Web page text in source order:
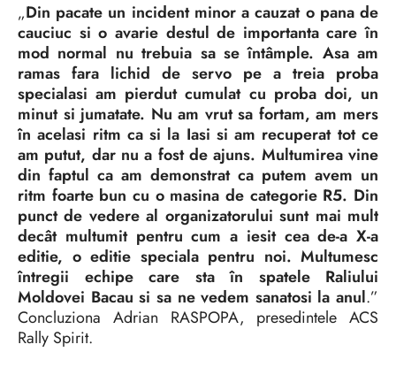
„Din pacate un incident minor a cauzat o pana de
cauciuc si o avarie destul de importanta care în
mod normal nu trebuia sa se întâmple. Asa am
ramas fara lichid de servo pe a treia proba
specialasi am pierdut cumulat cu proba doi, un
minut si jumatate. Nu am vrut sa fortam, am mers
în acelasi ritm ca si la Iasi si am recuperat tot ce
am putut, dar nu a fost de ajuns. Multumirea vine
din faptul ca am demonstrat ca putem avem un
ritm foarte bun cu o masina de categorie R5. Din
punct de vedere al organizatorului sunt mai mult
decât multumit pentru cum a iesit cea de-a X-a
editie, o editie speciala pentru noi. Multumesc
întregii echipe care sta în spatele Raliului
Moldovei Bacau si sa ne vedem sanatosi la anul.”
Concluziona Adrian RASPOPA, presedintele ACS
Rally Spirit.